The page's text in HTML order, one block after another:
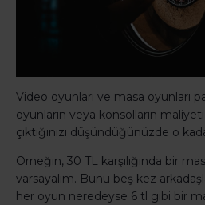
Video oyunları ve masa oyunları
oyunların veya konsolların
çıktığınızı düşündüğünüzde o
Örneğin, 30 TL karşılığında bir
varsayalım. Bunu beş kez
her oyun neredeyse 6 tl gibi bir